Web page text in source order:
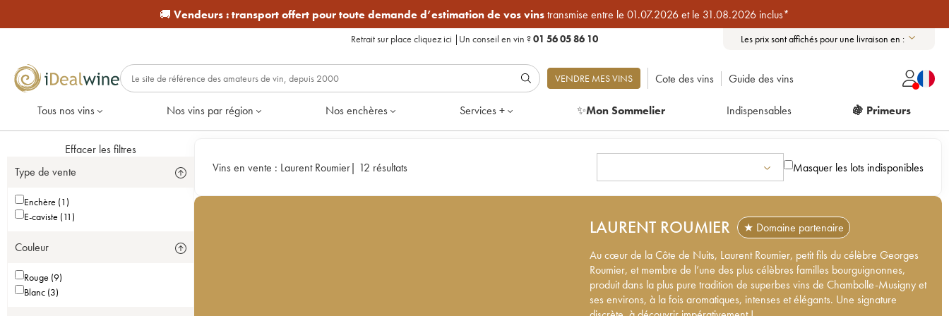
🚚 Vendeurs :transport offert pour toute demande d’estimation de vos vinstransmise entre le 01.07.2026 et le 31.08.2026 inclus*
Retrait sur place cliquez ici | Un conseil en vin ?01 56 05 86 10 Les prix sont affichés pour une livraison en :
VENDRE MES VINS Cote des vins Guide des vins
Tous nos vins Nos vins par région Nos enchères Services + ✨Mon Sommelier Indispensables 🍇 Primeurs
Effacer les filtres
Type de vente
Enchère (1)
E-caviste (11)
Couleur
Rouge (9)
Blanc (3)
Vins en vente : Laurent Roumier| 12 résultats Masquer les lots indisponibles
LAURENT ROUMIER
★ Domaine partenaire
Au cœur de la Côte de Nuits, Laurent Roumier, petit fils du célèbre Georges
Roumier, et membre de l’une des plus célèbres familles bourguignonnes,
produit dans la plus pure tradition de superbes vins de Chambolle-Musigny et
ses environs, à la fois aromatiques, intenses et élégants. Une signature